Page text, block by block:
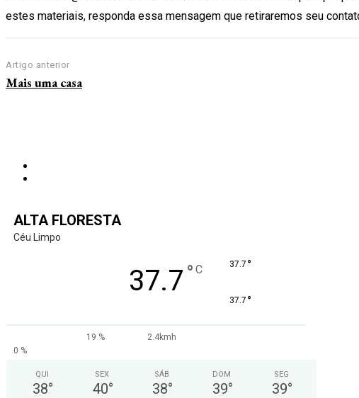
estes materiais, responda essa mensagem que retiraremos seu
Artigo anterior
Mais uma casa
ALTA FLORESTA
Céu Limpo
37.7 ° C 37.7 °
37.7 °
19 %
2.4kmh
0 %
QUI
38°
SEX
40°
SÁB
38°
DOM
39°
SEG
39°